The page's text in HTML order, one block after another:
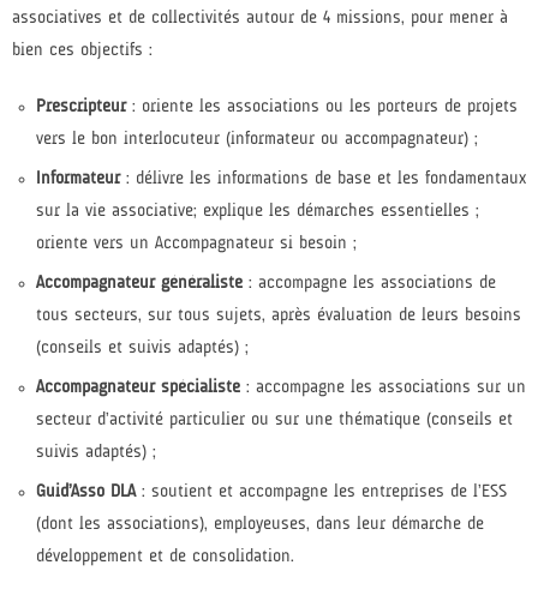
associatives et de collectivités autour de 4 missions, pour mener à
bien ces objectifs :
Prescripteur: oriente les associations ou les porteurs de projets
vers le bon interlocuteur (informateur ou accompagnateur) ;
Informateur: délivre les informations de base et les fondamentaux
sur la vie associative; explique les démarches essentielles ;
oriente vers un Accompagnateur si besoin ;
Accompagnateur généraliste : accompagne les associations de
tous secteurs, sur tous sujets, après évaluation de leurs besoins
(conseils et suivis adaptés) ;
Accompagnateur spécialiste : accompagne les associations sur un
secteur d’activité particulier ou sur une thématique (conseils et
suivis adaptés) ;
Guid’Asso DLA: soutient et accompagne les entreprises de l’ESS
(dont les associations), employeuses, dans leur démarche de
développement et de consolidation.